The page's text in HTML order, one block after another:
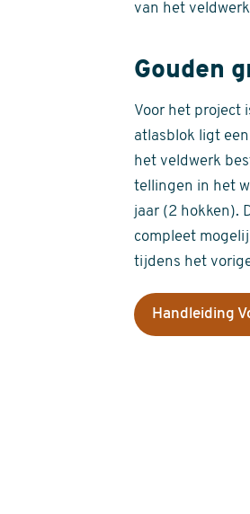
van het
Gouden
Voor het project
atlasblok ligt
het veldwerk
tellingen in het
jaar (2 hokken).
compleet
tijdens het
Handleiding